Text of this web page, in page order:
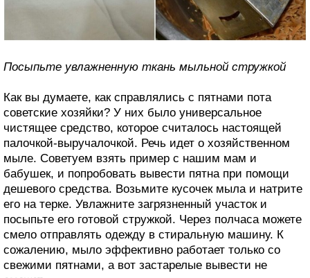
Посыпьте увлажненную ткань мыльной стружкой
Как вы думаете, как справлялись с пятнами пота
советские хозяйки? У них было универсальное
чистящее средство, которое считалось настоящей
палочкой-выручалочкой. Речь идет о хозяйственном
мыле. Советуем взять пример с нашим мам и
бабушек, и попробовать вывести пятна при помощи
дешевого средства. Возьмите кусочек мыла и натрите
его на терке. Увлажните загрязненный участок и
посыпьте его готовой стружкой. Через полчаса можете
смело отправлять одежду в стиральную машину. К
сожалению, мыло эффективно работает только со
свежими пятнами, а вот застарелые вывести не